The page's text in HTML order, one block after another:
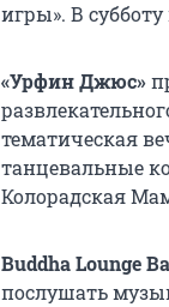
игры». В субботу
«Урфин Джюс»
тематическая
танцевальные
Колорадская
Buddha Lounge
послушать